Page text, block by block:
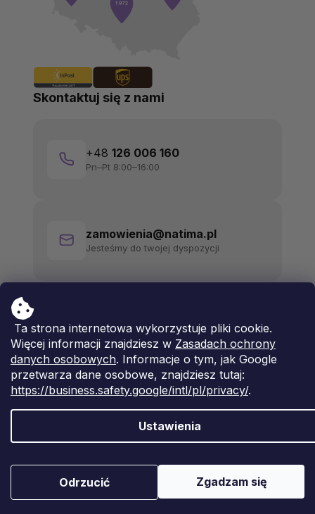
Ta strona internetowa wykorzystuje pliki cookie.
Więcej informacji znajdziesz w Zasadach ochrony
danych osobowych. Informacje o tym, jak Google
przetwarza dane osobowe, znajdziesz tutaj:
https://business.safety.google/intl/pl/privacy/.
Ustawienia
Odrzucić Zgadzam się
Skontaktuj się z nami
+48 126 006 160
Pn–Pt 8:00–16:00
zamowienia@natima.pl
Jesteśmy do twojej dyspozycji
Copyright 2026Natima. Wszystkie prawa zastrzeżone.
Edytuj ustawienia plików cookie